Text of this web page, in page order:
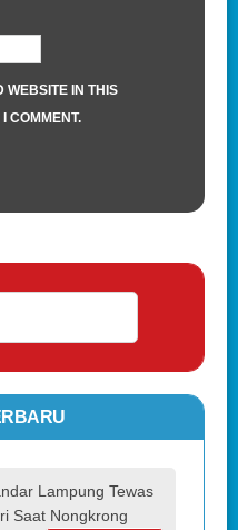
WEBSITE IN THIS
COMMENT.
Lampung Tewas
Saat Nongkrong